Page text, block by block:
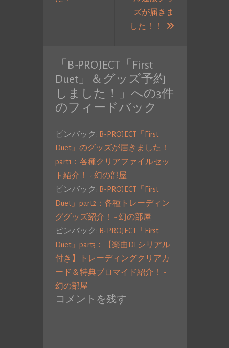
ズが届きま
した！！
次
「 B-PROJECT「First
Duet」＆グッズ予約
しました！
」への3件
のフィードバック
ピンバック: B-PROJECT「First
Duet」のグッズが届きました！
part1：各種クリアファイルセッ
ト紹介！ - 幻の部屋
ピンバック: B-PROJECT「First
Duet」part2：各種トレーディン
ググッズ紹介！ - 幻の部屋
ピンバック: B-PROJECT「First
Duet」part3：【楽曲DLシリアル
付き】トレーディングクリアカ
ード＆特典ブロマイド紹介！ -
幻の部屋
コメントを残す